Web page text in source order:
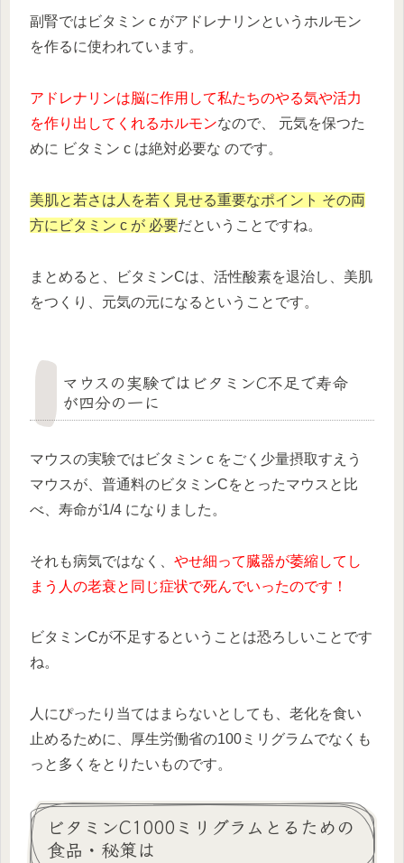
副腎ではビタミン c がアドレナリンというホルモン
を作るに使われています。
アドレナリンは脳に作用して私たちのやる気や活力
を作り出してくれるホルモンなので、 元気を保つた
めに ビタミン c は絶対必要な のです。
美肌と若さは人を若く見せる重要なポイント その両
方にビタミン c が 必要だということですね。
まとめると、ビタミンCは、活性酸素を退治し、美肌
をつくり、元気の元になるということです。
マウスの実験ではビタミンC不足で寿命
が四分の一に
マウスの実験ではビタミン c をごく少量摂取すえう
マウスが、普通料のビタミンCをとったマウスと比
べ、寿命が1/4 になりました。
それも病気ではなく、 やせ細って臓器が萎縮してし
まう人の老衰と同じ症状で死んでいったのです！
ビタミンCが不足するということは恐ろしいことです
ね。
人にぴったり当てはまらないとしても、老化を食い
止めるために、厚生労働省の100ミリグラムでなくも
っと多くをとりたいものです。
ビタミンC1000ミリグラムとるための
食品・秘策は